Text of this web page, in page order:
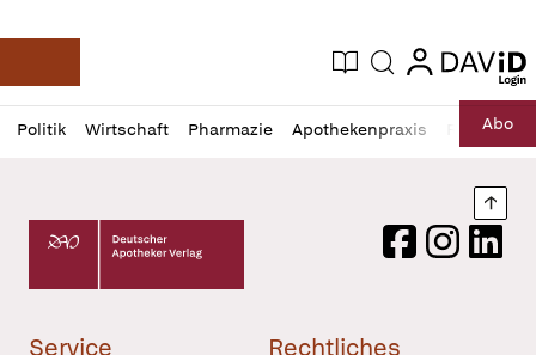
Deutsche Apotheker Zeitung
Aktuelle Ausgabe
Suche login
login
Politik Wirtschaft Pharmazie Apothekenpraxis RechtAbo
Profil
öffnen
Daz
Pur
Deutscher Apotheker Verlag Logo
FacebookInstagram
Service Rechtliches